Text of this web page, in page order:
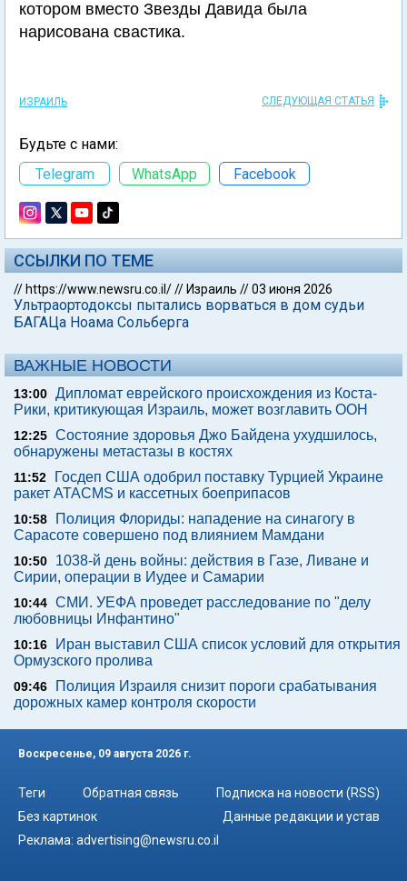
котором вместо Звезды Давида была
нарисована свастика.
ИЗРАИЛЬ СЛЕДУЮЩАЯ СТАТЬЯ
Будьте с нами:
Telegram
WhatsApp Facebook
ССЫЛКИ ПО ТЕМЕ
// https://www.newsru.co.il/// Израиль //03 июня 2026
Ультраортодоксы пытались ворваться в дом судьи
БАГАЦа Ноама Сольберга
ВАЖНЫЕ НОВОСТИ
13:00 Дипломат еврейского происхождения из Коста-
Рики, критикующая Израиль, может возглавить ООН
12:25 Состояние здоровья Джо Байдена ухудшилось,
обнаружены метастазы в костях
11:52
Госдеп США одобрил поставку Турцией Украине
ракет ATACMS и кассетных боеприпасов
10:58
Полиция Флориды: нападение на синагогу в
Сарасоте совершено под влиянием Мамдани
10:50
1038-й день войны: действия в Газе, Ливане и
Сирии, операции в Иудее и Самарии
10:44 СМИ. УЕФА проведет расследование по "делу
любовницы Инфантино"
10:16
Иран выставил США список условий для открытия
Ормузского пролива
09:46
Полиция Израиля снизит пороги срабатывания
дорожных камер контроля скорости
Воскресенье, 09 августа 2026 г.
Теги Обратная связь
Подписка на новости (RSS)
Без картинок
Данные редакции и устав
Реклама: advertising@newsru.co.il